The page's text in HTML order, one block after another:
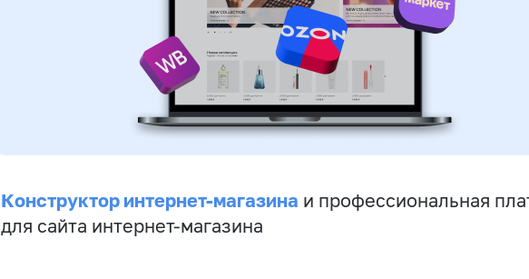
Конструктор интернет-магазина и профессиональная
для сайта интернет-магазина